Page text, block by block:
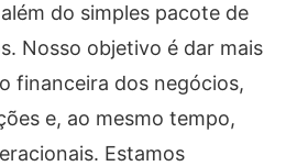
do simples pacote de
Nosso objetivo é dar mais
financeira dos negócios,
e, ao mesmo tempo,
Estamos